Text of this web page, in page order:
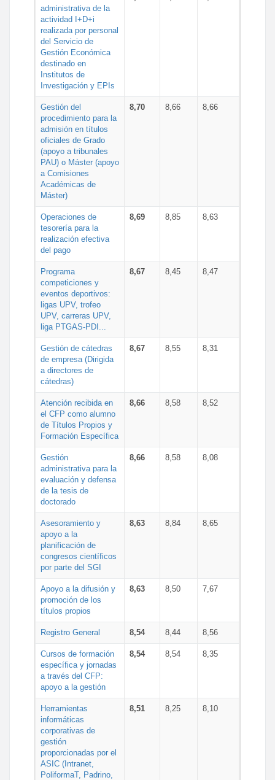
administrativa de la
actividad I+D+i
realizada por personal
del Servicio de
Gestión Económica
destinado en
Institutos de
Investigación y EPIs
Gestión del
procedimiento para la
admisión en títulos
oficiales de Grado
(apoyo a tribunales
PAU) o Máster (apoyo
a Comisiones
Académicas de
Máster)
8,70 8,66 8,66
Operaciones de
tesorería para la
realización efectiva
del pago
8,69 8,85 8,63
Programa
competiciones y
eventos deportivos:
ligas UPV, trofeo
UPV, carreras UPV,
liga PTGAS-PDI...
8,67 8,45 8,47
Gestión de cátedras
de empresa (Dirigida
a directores de
cátedras)
8,67 8,55 8,31
Atención recibida en
el CFP como alumno
de Títulos Propios y
Formación Específica
8,66 8,58 8,52
Gestión
administrativa para la
evaluación y defensa
de la tesis de
doctorado
8,66 8,58 8,08
Asesoramiento y
apoyo a la
planificación de
congresos científicos
por parte del SGI
8,63 8,84 8,65
Apoyo a la difusión y
promoción de los
títulos propios
8,63 8,50 7,67
Registro General 8,54 8,44 8,56
Cursos de formación
específica y jornadas
a través del CFP:
apoyo a la gestión
8,54 8,54 8,35
Herramientas
informáticas
corporativas de
gestión
proporcionadas por el
ASIC (Intranet,
PoliformaT, Padrino,
8,51 8,25 8,10